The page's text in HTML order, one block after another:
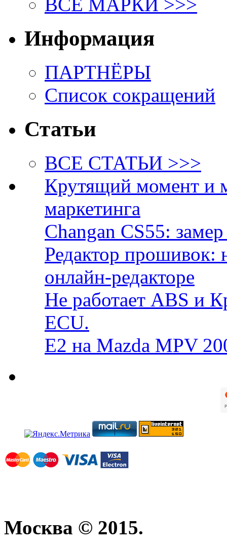
ВСЕ МАРКИ >>>
Информация
ПАРТНЁРЫ
Список сокращений
Статьи
ВСЕ СТАТЬИ >>>
Крутящий момент и
маркетинга
Changan CS55:
Редактор прошивок:
онлайн-редакторе
Не работает ABS и
ECU.
E2 на Mazda MPV
Москва © 2015.